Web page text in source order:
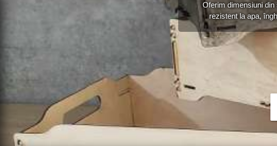
Oferim dimensiuni
rezistent la apa,